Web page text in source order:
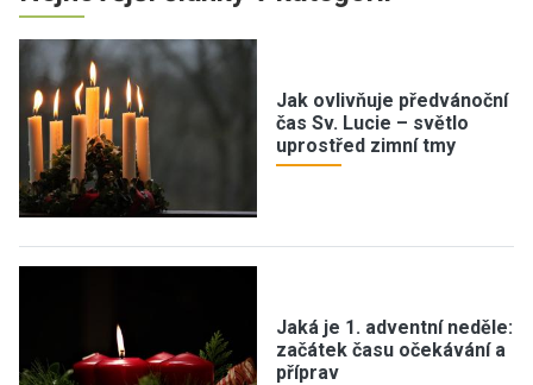
Jak ovlivňuje předvánoční
čas Sv. Lucie – světlo
uprostřed zimní tmy
Jaká je 1. adventní neděle:
začátek času očekávání a
příprav